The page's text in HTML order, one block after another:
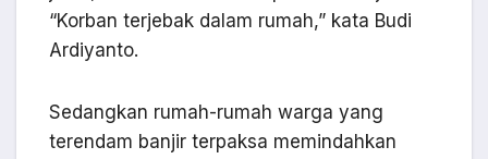
“Korban terjebak dalam rumah,” kata Budi
Ardiyanto.
Sedangkan rumah-rumah warga yang
terendam banjir terpaksa memindahkan